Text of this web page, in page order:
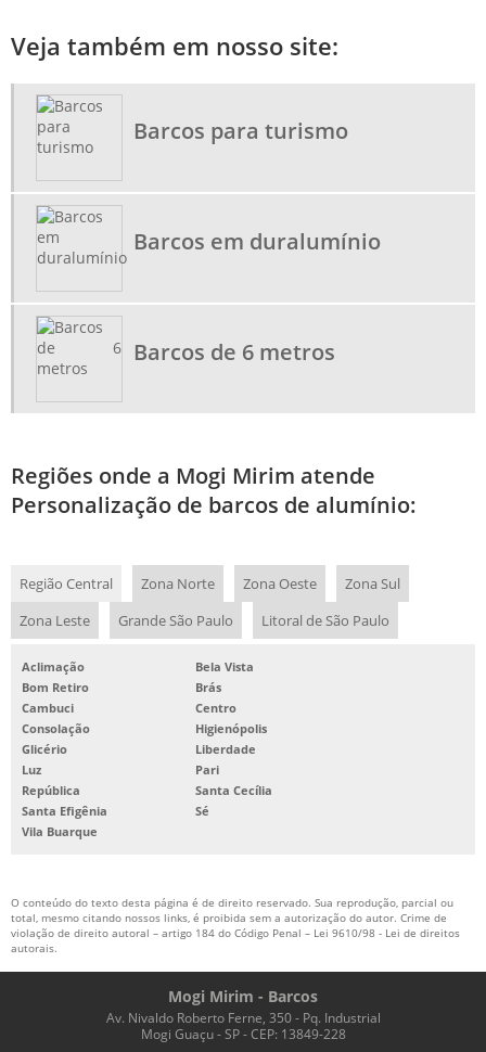
FABRICANTE DE BARCOS DE DURALUMÍNIO
FABRICANTE DE BOTE DE ALUMÍNIO
FABRICANTE DE CANOA SEMI CHATA
LOJA DE BARCO DE ALUMÍNIO
LOJA DE LANCHA DE ALUMÍNIO
Veja também em nosso site:
Barcos para turismo
Barcos em duralumínio
Barcos de 6 metros
Regiões onde a Mogi Mirim atende
Personalização de barcos de alumínio:
Região Central Zona Norte Zona Oeste
Zona Sul
Zona Leste
Grande São Paulo Litoral de São Paulo
Aclimação
Bela Vista
Bom Retiro
Brás
Cambuci
Centro
Consolação
Higienópolis
Glicério
Liberdade
Luz
Pari
República
Santa Cecília
Santa Efigênia
Sé
Vila Buarque
O conteúdo do texto desta página é de direito reservado. Sua reprodução, parcial ou
total, mesmo citando nossos links, é proibida sem a autorização do autor. Crime de
violação de direito autoral – artigo 184 do Código Penal – Lei 9610/98 - Lei de direitos
autorais.
Mogi Mirim - Barcos
Av. Nivaldo Roberto Ferne, 350 - Pq. Industrial
Mogi Guaçu - SP - CEP: 13849-228